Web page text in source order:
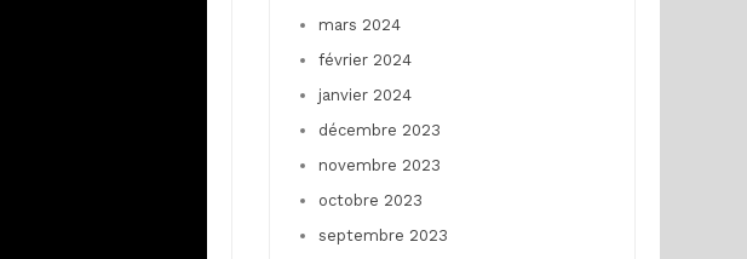
mars 2024
février 2024
janvier 2024
décembre 2023
novembre 2023
octobre 2023
septembre 2023